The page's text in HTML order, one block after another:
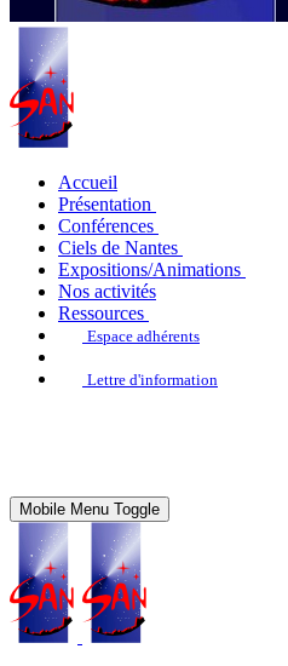
Accueil
Présentation
Conférences
Ciels de Nantes
Expositions/Animations
Nos activités
Ressources
Espace adhérents
Lettre d'information
Mobile Menu Toggle